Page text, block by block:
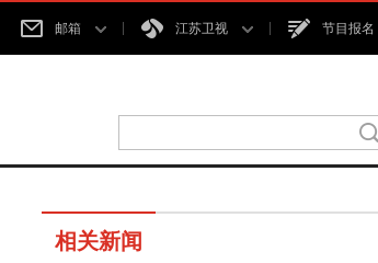
邮箱 江苏卫视 节目报名
相关新闻